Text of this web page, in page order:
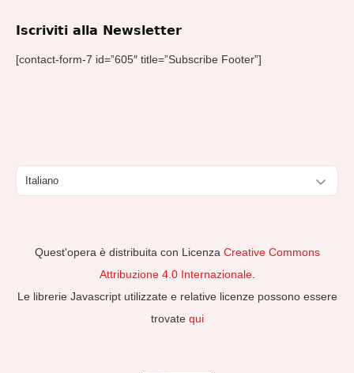
Iscriviti alla Newsletter
[contact-form-7 id=”605″ title=”Subscribe Footer”]
Scegli
una
Quest'opera è distribuita con Licenza Creative Commons
Attribuzione 4.0 Internazionale.
Le librerie Javascript utilizzate e relative licenze possono essere
trovate qui